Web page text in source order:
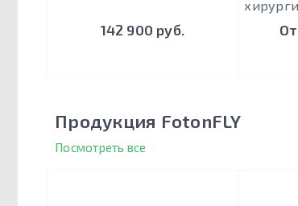
142 900 руб.
Продукция FotonFLY
Посмотреть все